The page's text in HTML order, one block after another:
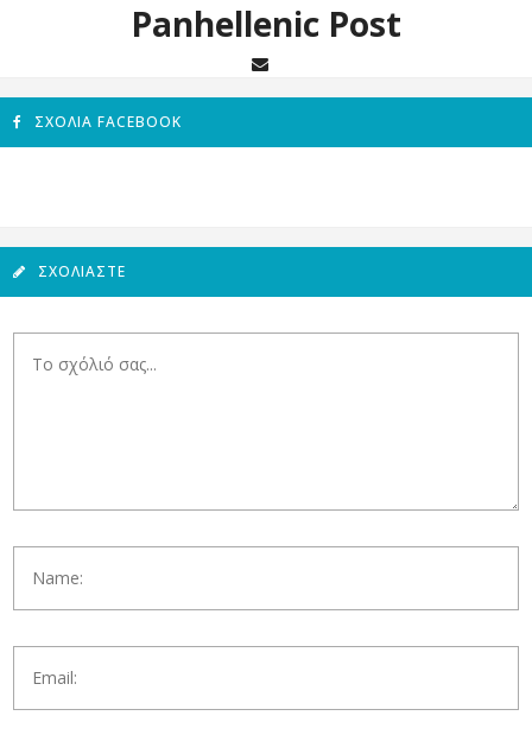
Panhellenic Post
ΣΧΌΛΙΑ FACEBOOK
ΣΧΟΛΙΆΣΤΕ